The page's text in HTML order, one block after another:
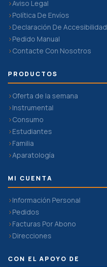
Aviso Legal
Política De Envíos
Declaración De Accesibilidad
Pedido Manual
Contacte Con Nosotros
PRODUCTOS
Oferta de la semana
Instrumental
Consumo
Estudiantes
Familia
Aparatología
MI CUENTA
Información Personal
Pedidos
Facturas Por Abono
Direcciones
CON EL APOYO DE